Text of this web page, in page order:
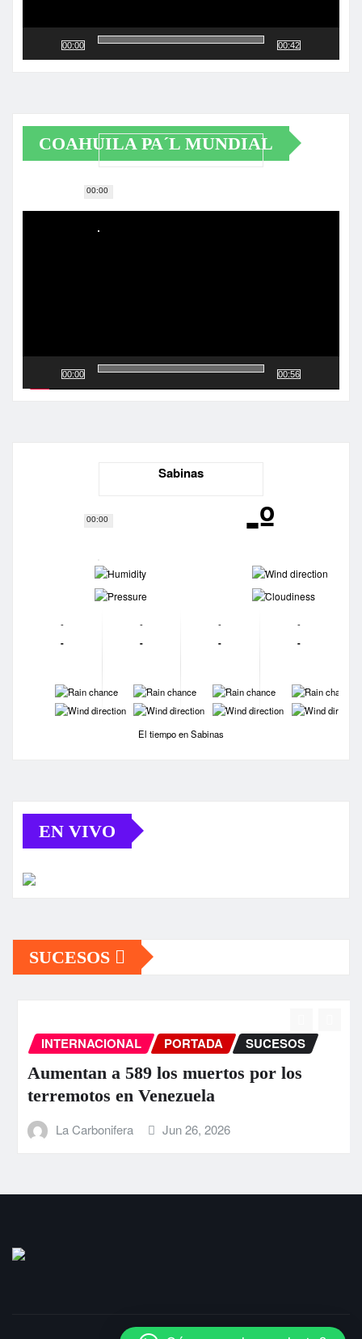
00:00
00:00
00:42
COAHUILA PA´L MUNDIAL
Reproductor
00:00
00:00
00:56
Sabinas
-º
-
-
-
-
-
-
-
-
-
-
-
-
-
-
-
-
-
-
-
-
El tiempo en Sabinas
EN VIVO
SUCESOS
INTERNACIONAL PORTADA SUCESOS
Aumentan a 589 los muertos por los
terremotos en Venezuela
La Carbonifera Jun 26, 2026